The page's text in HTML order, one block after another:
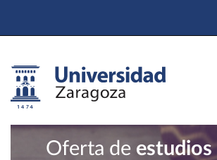
Oferta de estudios